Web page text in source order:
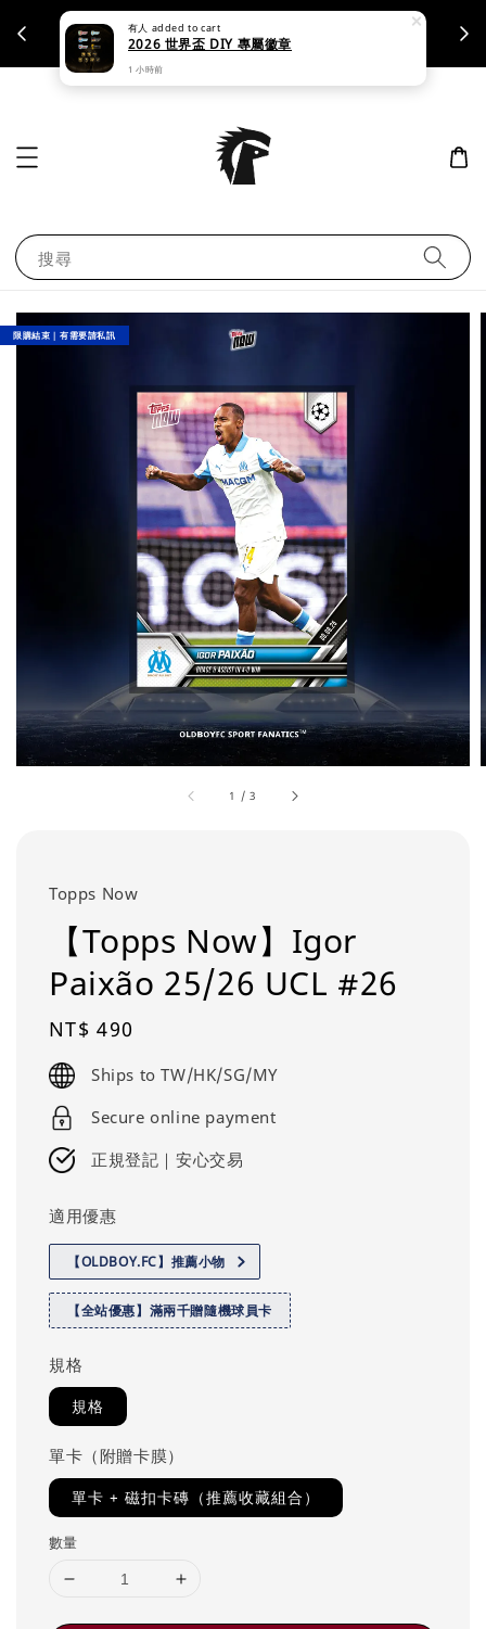
支援刷卡｜皆開立統一發票
搜尋
1 /3
限購結束｜有需要請私訊
Topps Now
【Topps Now】Igor
Paixão 25/26 UCL #26
Regular
price
NT$ 490
Ships to TW/HK/SG/MY
Secure online payment
正規登記｜安心交易
適用優惠
【OLDBOY.FC】推薦小物
【全站優惠】滿兩千贈隨機球員卡
規格
規格
單卡（附贈卡膜）
單卡 + 磁扣卡磚（推薦收藏組合）
數量
有人 added to cart
2026 世界盃 DIY 專屬徽章
1 小時前